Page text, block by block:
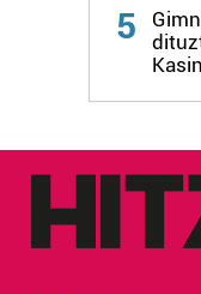
fitxategiak
zerbitzuak
irakurri
5